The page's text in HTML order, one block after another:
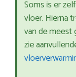
Soms is er
vloer. Hierna
van de
zie